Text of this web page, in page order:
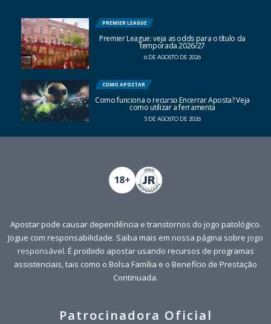
PREMIER LEAGUE
Premier League: veja as odds para o título da
temporada 2026/27
6 DE AGOSTO DE 2026
COMO APOSTAR
Como funciona o recurso Encerrar Aposta? Veja
como utilizar a ferramenta
5 DE AGOSTO DE 2026
Apostar pode causar dependência e transtornos do jogo patológico.
Jogue com responsabilidade. Saiba mais em nossa página sobre jogo
responsável. É proibido apostar usando recursos de programas
assistenciais, tais como o Bolsa Família e o Benefício de Prestação
Continuada.
Patrocinadora Oficial